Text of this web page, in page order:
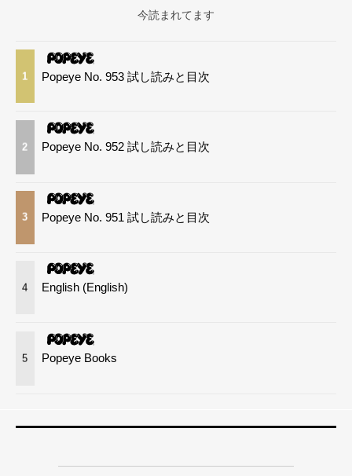
今読まれてます
1 Popeye No. 953 試し読みと目次
2 Popeye No. 952 試し読みと目次
3 Popeye No. 951 試し読みと目次
4 English (English)
5 Popeye Books